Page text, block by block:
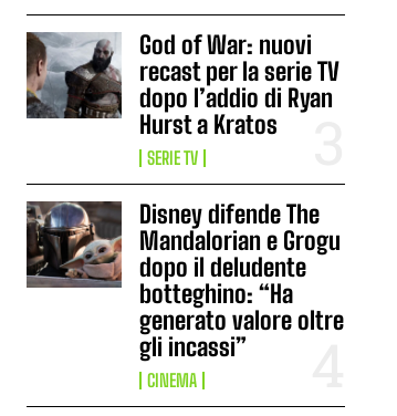
God of War: nuovi
recast per la serie TV
dopo l’addio di Ryan
Hurst a Kratos
SERIE TV
Disney difende The
Mandalorian e Grogu
dopo il deludente
botteghino: “Ha
generato valore oltre
gli incassi”
CINEMA